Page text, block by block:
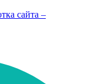
сайта –